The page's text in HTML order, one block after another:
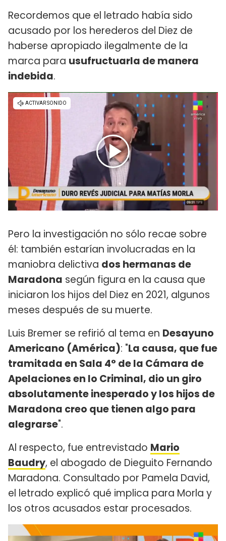
Recordemos que el letrado había sido
acusado por los herederos del Diez de
haberse apropiado ilegalmente de la
marca para usufructuarla de manera
indebida.
Pero la investigación no sólo recae sobre
él: también estarían involucradas en la
maniobra delictiva dos hermanas de
Maradona según figura en la causa que
iniciaron los hijos del Diez en 2021, algunos
meses después de su muerte.
Luis Bremer se refirió al tema en Desayuno
Americano (América): "La causa, que fue
tramitada en Sala 4° de la Cámara de
Apelaciones en lo Criminal, dio un giro
absolutamente inesperado y los hijos de
Maradona creo que tienen algo para
alegrarse".
Al respecto, fue entrevistado Mario
Baudry, el abogado de Dieguito Fernando
Maradona. Consultado por Pamela David,
el letrado explicó qué implica para Morla y
los otros acusados estar procesados.